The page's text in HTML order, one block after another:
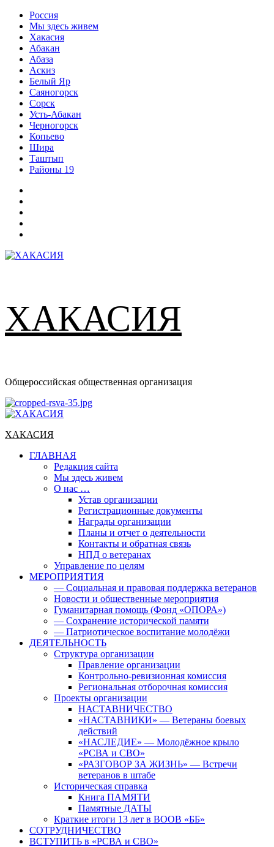
Перейти
содержимому
Россия
Мы здесь живем
Хакасия
Абакан
Абаза
Аскиз
Белый Яр
Саяногорск
Сорск
Усть-Абакан
Черногорск
Копьево
Шира
Таштып
Районы 19
ХАКАСИЯ
Общероссийская общественная организация
Основное
ХАКАСИЯ
ГЛАВНАЯ
Редакция сайта
Мы здесь живем
О нас …
Устав организации
Регистрационные документы
Награды организации
Планы и отчет о деятельности
Контакты и обратная связь
НПД о ветеранах
Управление по целям
МЕРОПРИЯТИЯ
— Социальная и правовая поддержка ветеранов
Новости и общественные мероприятия
Гуманитарная помощь (Фонд «ОПОРА»)
— Сохранение исторической памяти
— Патриотическое воспитание молодёжи
ДЕЯТЕЛЬНОСТЬ
Структура организации
Правление организации
Контрольно-ревизионная комиссия
Региональная отборочная комиссия
Проекты организации
НАСТАВНИЧЕСТВО
«НАСТАВНИКИ» — Ветераны боевых
действий
«НАСЛЕДИЕ» — Молодёжное крыло
«РСВА и СВО»
«РАЗГОВОР ЗА ЖИЗНЬ» — Встречи
ветеранов в штабе
Историческая справка
Книга ПАМЯТИ
Памятные ДАТЫ
Краткие итоги 13 лет в ВООВ «ББ»
СОТРУДНИЧЕСТВО
ВСТУПИТЬ в «РСВА и СВО»